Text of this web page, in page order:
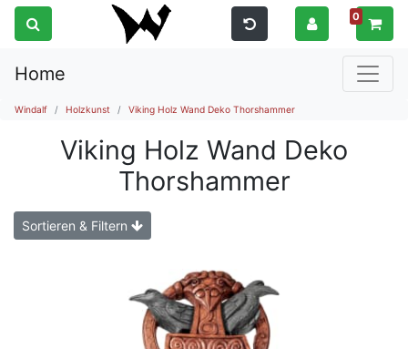
0
Home
Windalf Holzkunst Viking Holz Wand Deko Thorshammer
Viking Holz Wand Deko
Thorshammer
Sortieren & Filtern